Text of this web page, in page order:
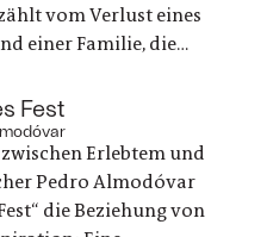
vom Verlust eines
einer Familie, die
wird zu einem
Trauer, Erinnerungen
nie innehält.
Fest
Erlebtem und
Pedro Almodóvar
die Beziehung von